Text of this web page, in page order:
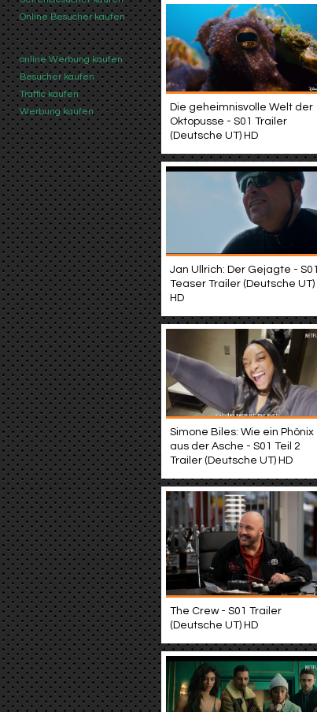
Online Besucher kaufen
online Werbung kaufen
Besucher kaufen
Traffic kaufen
Werbung kaufen
Die geheimnisvolle Welt der
Oktopusse - S01 Trailer
(Deutsche UT) HD
Jan Ullrich: Der Gejagte - S01
Teaser Trailer (Deutsche UT)
HD
Simone Biles: Wie ein Phönix
aus der Asche - S01 Teil 2
Trailer (Deutsche UT) HD
The Crew - S01 Trailer
(Deutsche UT) HD